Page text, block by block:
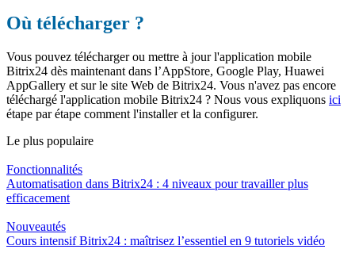
Où télécharger ?
Vous pouvez télécharger ou mettre à jour l'application mobile
Bitrix24 dès maintenant dans l’AppStore, Google Play, Huawei
AppGallery et sur le site Web de Bitrix24. Vous n'avez pas encore
téléchargé l'application mobile Bitrix24 ? Nous vous expliquons ici
étape par étape comment l'installer et la configurer.
Le plus populaire
Fonctionnalités
Automatisation dans Bitrix24 : 4 niveaux pour travailler plus
efficacement
Nouveautés
Cours intensif Bitrix24 : maîtrisez l’essentiel en 9 tutoriels vidéo